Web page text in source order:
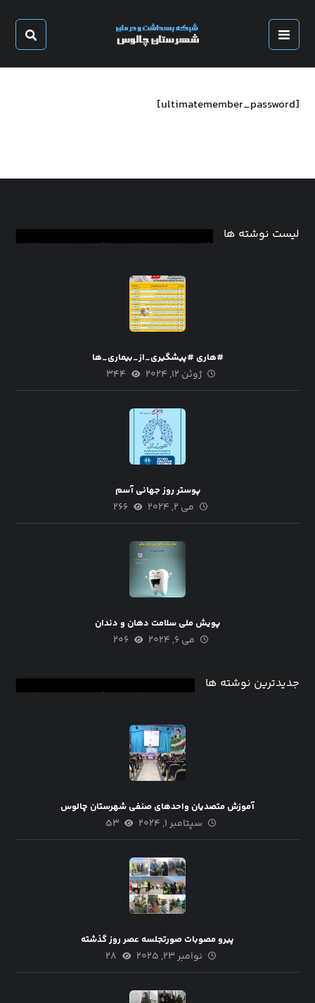
[ultimatemember_password]
لیست نوشته ها
#هاری #پیشگیری_از_بیماری_ها
ژوئن ۱۲, ۲۰۲۴ ۳۴۴
پوستر روز جهانی آسم
می ۲, ۲۰۲۴ ۲۶۶
پویش ملی سلامت دهان و دندان
می ۶, ۲۰۲۴ ۲۰۶
جدیدترین نوشته ها
آموزش متصدیان واحد‌های صنفی شهرستان چالوس
سپتامبر ۱, ۲۰۲۴ ۵۳
پیرو مصوبات صورتجلسه عصر روز گذشته
نوامبر ۲۳, ۲۰۲۵ ۲۸